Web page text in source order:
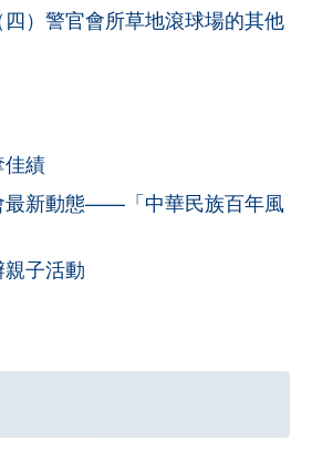
）警官會所草地滾球場的其他
績
最新動態——「中華民族百年風
子活動